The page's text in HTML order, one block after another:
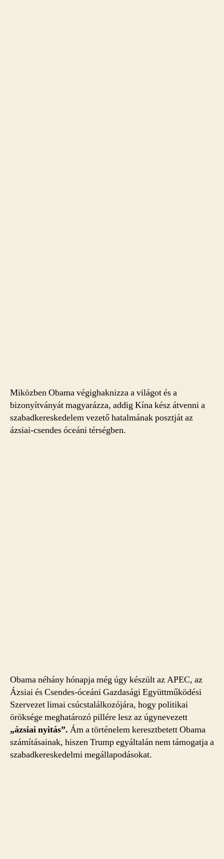
Miközben Obama végighaknizza a világot és a
bizonyítványát magyarázza, addig Kína kész átvenni a
szabadkereskedelem vezető hatalmának posztját az
ázsiai-csendes óceáni térségben.
Obama néhány hónapja még úgy készült az APEC, az
Ázsiai és Csendes-óceáni Gazdasági Együttműködési
Szervezet limai csúcstalálkozójára, hogy politikai
öröksége meghatározó pillére lesz az úgynevezett
„ázsiai nyitás”. Ám a történelem keresztbetett Obama
számításainak, hiszen Trump egyáltalán nem támogatja a
szabadkereskedelmi megállapodásokat.